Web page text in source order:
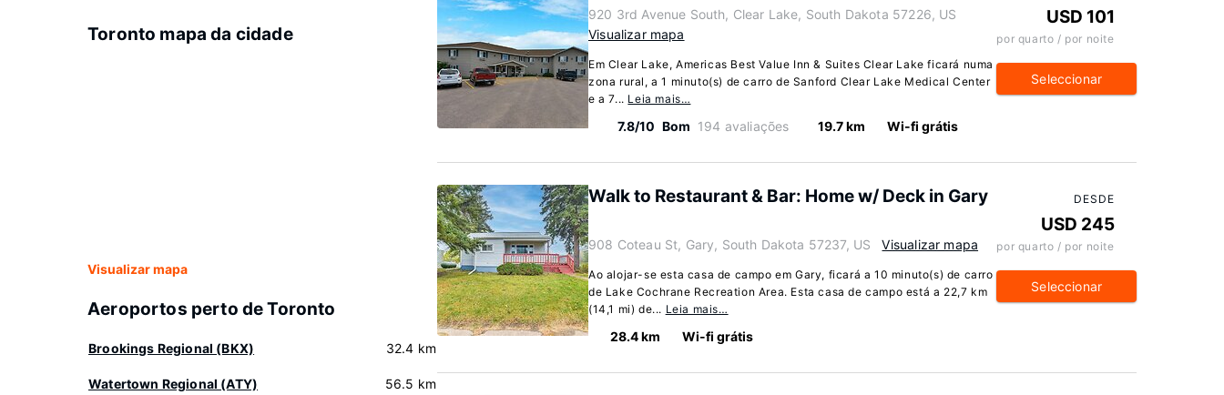
Toronto mapa da cidade
Visualizar mapa
Aeroportos perto de Toronto
Brookings Regional (BKX) 32.4 km
Watertown Regional (ATY) 56.5 km
920 3rd Avenue South, Clear Lake, South Dakota 57226, US
Visualizar mapa
Em Clear Lake, Americas Best Value Inn & Suites Clear Lake ficará numa
zona rural, a 1 minuto(s) de carro de Sanford Clear Lake Medical Center
e a 7... Leia mais…
7.8/10 Bom 194 avaliações 19.7 km Wi-fi grátis
USD 101
por quarto / por noite
Seleccionar
Walk to Restaurant & Bar: Home w/ Deck in Gary
908 Coteau St, Gary, South Dakota 57237, US Visualizar mapa
Ao alojar-se esta casa de campo em Gary, ficará a 10 minuto(s) de carro
de Lake Cochrane Recreation Area. Esta casa de campo está a 22,7 km
(14,1 mi) de... Leia mais…
28.4 km Wi-fi grátis
DESDE
USD 245
por quarto / por noite
Seleccionar